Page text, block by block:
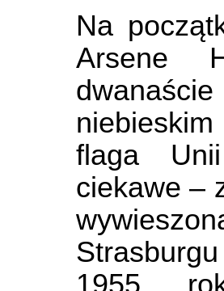
Na
Arsene
flaga
ciekawe –
1955